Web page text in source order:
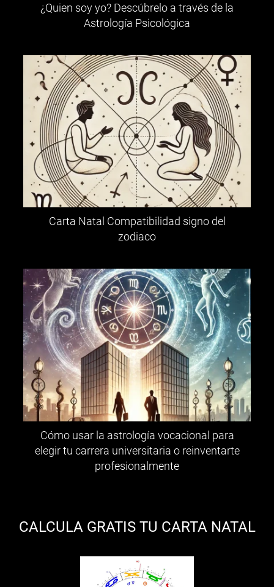
¿Quien soy yo? Descúbrelo a través de la
Astrología Psicológica
Carta Natal Compatibilidad signo del
zodiaco
Cómo usar la astrología vocacional para
elegir tu carrera universitaria o reinventarte
profesionalmente
CALCULA GRATIS TU CARTA NATAL